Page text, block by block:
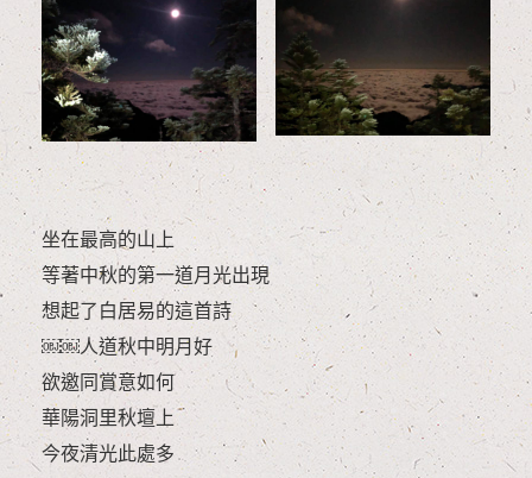
坐在最高的山上
等著中秋的第一道月光出現
想起了白居易的這首詩
￼￼人道秋中明月好
欲邀同賞意如何
華陽洞里秋壇上
今夜清光此處多